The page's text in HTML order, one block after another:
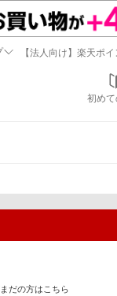
【法人向け】楽天ポ
初め
だの方はこちら